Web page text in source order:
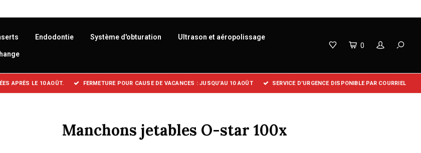
Endodontie Système d'obturation Ultrason et aéropolissage
0
APRÈS LE 10 AOÛT. FERMETURE POUR CAUSE DE VACANCES : JUSQU’AU 10 AOÛT SERVICE D’URGENCE DISPONIBLE PAR COURRIEL
Manchons jetables O-star 100x